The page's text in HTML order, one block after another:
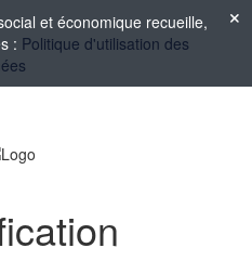
et économique recueille,
: Politique d'utilisation des